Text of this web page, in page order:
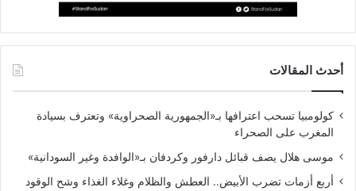
أحدث المقالات
كولومبيا تسحب اعترافها بـ«الجمهورية الصحراوية» وتعترف بسيادة
المغرب على الصحراء
موسى هلال يصف قبائل دارفور وكردفان بـ«الوافدة وغير السودانية»
أربع أزمات تضرب الأبيض.. العطش والظلام وغلاء الغذاء وشح الوقود